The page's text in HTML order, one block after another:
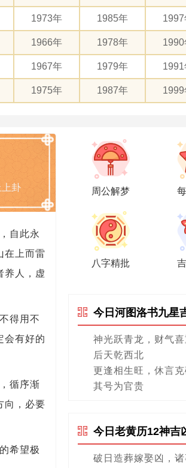
1973年 1985年 1997
1966年 1978年 1990
1967年 1979年 1991
1975年 1987年 1999
卦
自此永
在上而雷
养人，虚
得用不
会有好的
循序渐
向，必要
希望极
周公解梦
八字精批
今日河图洛书九星
神光跃青龙，财气
后天乾西北
更逢相生旺，休言
其号为官贵
今日老黄历12神吉
破日造葬嫁娶凶，